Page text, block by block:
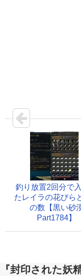
釣り放置2回分で
たレイラの花びら
の数【黒い砂
Part1784】
『封印された妖